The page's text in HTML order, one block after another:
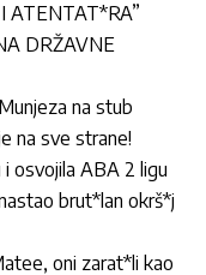
ATENTAT*RA”
DRŽAVNE
na stub
na sve strane!
i osvojila ABA 2 ligu
brut*lan okrš*j
oni zarat*li kao